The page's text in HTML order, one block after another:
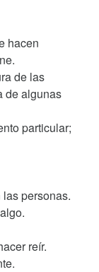
hacen
de las
de algunas
particular;
personas.
reír.